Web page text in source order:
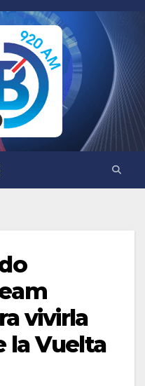
vivirla
la Vuelta